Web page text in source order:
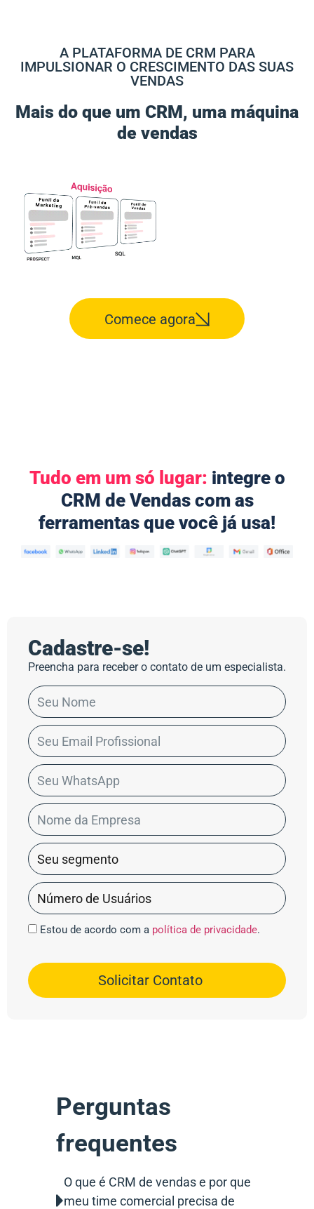
A PLATAFORMA DE CRM PARA
IMPULSIONAR O CRESCIMENTO DAS SUAS
VENDAS
Mais do que um CRM, uma máquina
de vendas
Comece agora
Tudo em um só lugar: integre o
CRM de Vendas com as
ferramentas que você já usa!
Cadastre-se!
Preencha para receber o contato de um especialista.
Estou de acordo com a política de privacidade.
Solicitar Contato
Perguntas
frequentes
O que é CRM de vendas e por que
meu time comercial precisa de